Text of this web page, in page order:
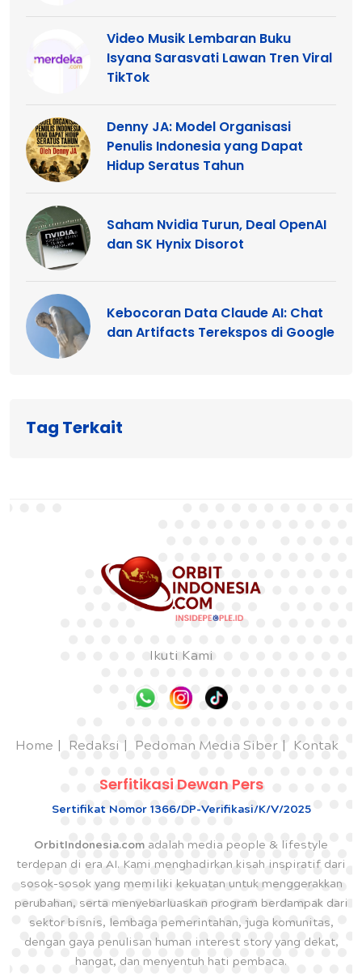
Video Musik Lembaran Buku
Isyana Sarasvati Lawan Tren Viral
TikTok
Denny JA: Model Organisasi
Penulis Indonesia yang Dapat
Hidup Seratus Tahun
Saham Nvidia Turun, Deal OpenAI
dan SK Hynix Disorot
Kebocoran Data Claude AI: Chat
dan Artifacts Terekspos di Google
Tag Terkait
Ikuti Kami
Home Redaksi Pedoman Media Siber Kontak
Serfitikasi Dewan Pers
Sertifikat Nomor 1366/DP-Verifikasi/K/V/2025
OrbitIndonesia.com adalah media people & lifestyle
terdepan di era AI. Kami menghadirkan kisah inspiratif dari
sosok-sosok yang memiliki kekuatan untuk menggerakkan
perubahan, serta menyebarluaskan program berdampak dari
sektor bisnis, lembaga pemerintahan, juga komunitas,
dengan gaya penulisan human interest story yang dekat,
hangat, dan menyentuh hati pembaca.